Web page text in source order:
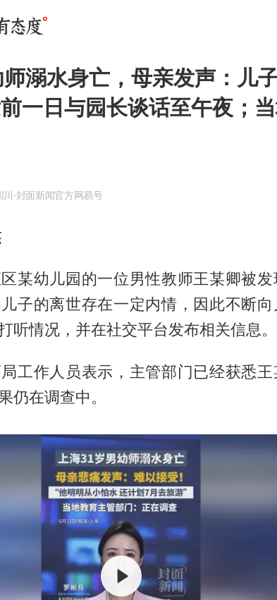
溺水身亡，母亲发声：儿
一日与园长谈话至午夜；
川·封面新闻官方网易号
某幼儿园的一位男性教师王某卿被发
子的离世存在一定内情，因此不断向
听情况，并在社交平台发布相关信息。
工作人员表示，主管部门已经获悉
仍在调查中。